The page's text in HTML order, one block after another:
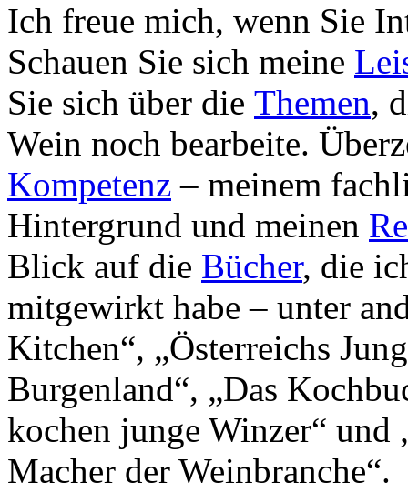
Ich freue mich, wenn Sie
Schauen Sie sich meine
Sie sich über die Themen,
Wein noch bearbeite.
Kompetenz – meinem
Hintergrund und meinen
Blick auf die Bücher, die
mitgewirkt habe – unter
Kitchen“, „Österreichs
Burgenland“, „Das
kochen junge Winzer“ und
Macher der Weinbranche“.